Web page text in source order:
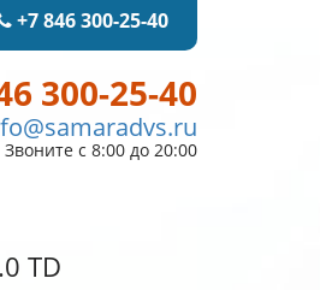
+7 846 300-25-40
300-25-40
Звоните с 8:00 до 20:00
TD